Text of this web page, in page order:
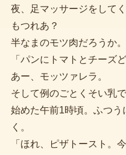
夜、足マッサージをして
もつれあ？
半なまのモツ肉だろうか。
「パンにトマトとチーズ
あー、モッツァレラ。
そして例のごとくそい乳
始めた午前1時頃。ふつ
く。
「ほれ、ピザトースト。